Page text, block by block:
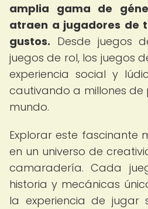
amplia gama de
atraen a jugadores de
gustos. Desde juegos
juegos de rol, los juegos
experiencia social y
cautivando a millones de
mundo.
Explorar este fascinante
en un universo de
camaradería. Cada
historia y mecánicas
la experiencia de jugar